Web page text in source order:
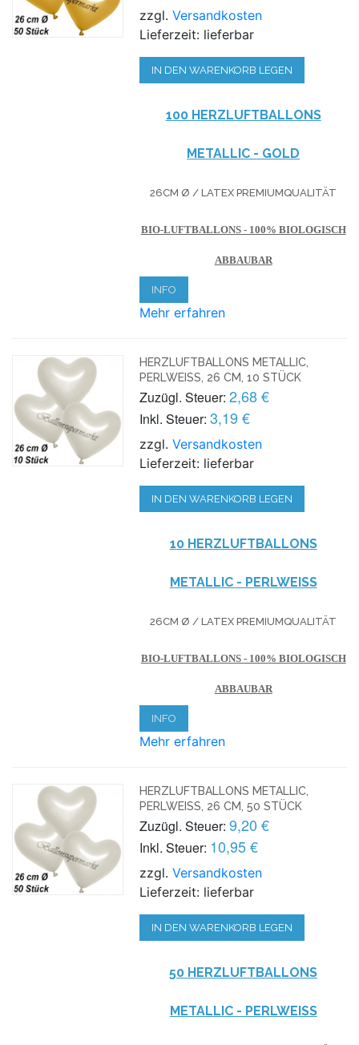
zzgl.Versandkosten
Lieferzeit: lieferbar
IN DEN WARENKORB LEGEN
100 HERZLUFTBALLONS
METALLIC - GOLD
26CM Ø / LATEX PREMIUMQUALITÄT
BIO-LUFTBALLONS - 100% BIOLOGISCH
ABBAUBAR
INFO
Mehr erfahren
HERZLUFTBALLONS METALLIC,
PERLWEISS, 26 CM, 10 STÜCK
Zuzügl. Steuer: 2,68 €
Inkl. Steuer: 3,19 €
zzgl.Versandkosten
Lieferzeit: lieferbar
IN DEN WARENKORB LEGEN
10 HERZLUFTBALLONS
METALLIC - PERLWEISS
26CM Ø / LATEX PREMIUMQUALITÄT
BIO-LUFTBALLONS - 100% BIOLOGISCH
ABBAUBAR
INFO
Mehr erfahren
HERZLUFTBALLONS METALLIC,
PERLWEISS, 26 CM, 50 STÜCK
Zuzügl. Steuer: 9,20 €
Inkl. Steuer: 10,95 €
zzgl.Versandkosten
Lieferzeit: lieferbar
IN DEN WARENKORB LEGEN
50 HERZLUFTBALLONS
METALLIC - PERLWEISS